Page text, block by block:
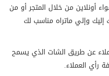
أونلاين من خلال المتجر أو من
وإلي ماتراه مناسب لك
عن طريق الشات الذي يسمح
رأي العملاء.